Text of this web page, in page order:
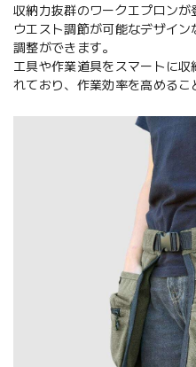
収納力抜群のワークエプロンが
ウエスト調節が可能なデザイ
調整ができます。
工具や作業道具をスマートに
れており、作業効率を高める